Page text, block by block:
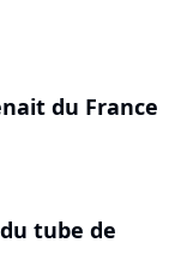
du France
tube de